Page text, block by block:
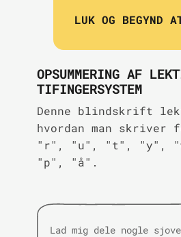
LUK OG BEGYND
OPSUMMERING AF
TIFINGERSYSTEM
Denne blindskrift
hvordan man skriver
"r", "u", "t", "y",
"p", "å".
Lad mig dele nogle